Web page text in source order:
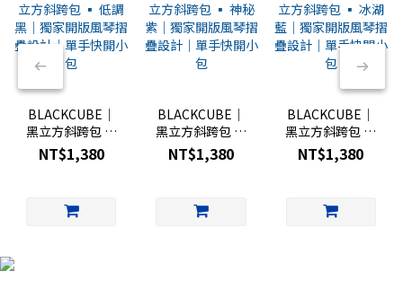
BLACKCUBE｜
黑立方斜跨包 ▪︎
低調黑｜獨家開
版風琴摺疊設計
NT$1,380
BLACKCUBE｜
黑立方斜跨包 ▪︎
神秘紫｜獨家開
版風琴摺疊設計
NT$1,380
BLACKCUBE｜
黑立方斜跨包 ▪︎
冰湖藍｜獨家開
版風琴摺疊設計
NT$1,380